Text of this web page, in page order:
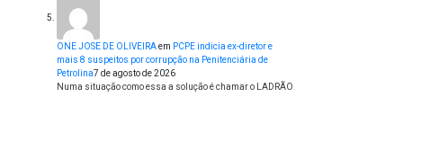
ONE JOSE DE OLIVEIRAem PCPE indicia ex-diretor e
mais 8 suspeitos por corrupção na Penitenciária de
Petrolina7 de agosto de 2026
Numa situação como essa a solução é chamar o LADRÃO